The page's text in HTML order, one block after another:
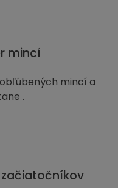
mincí
mincí a
.